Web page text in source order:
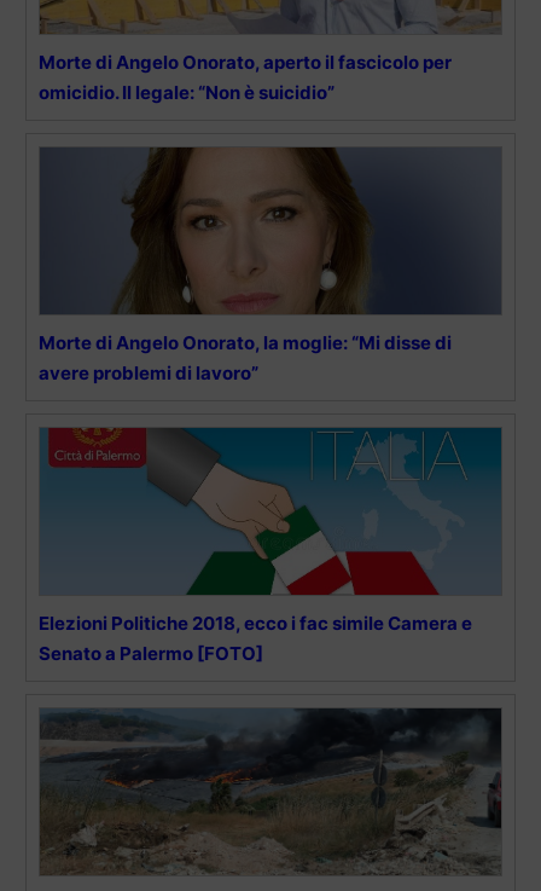
Morte di Angelo Onorato, aperto il fascicolo per
omicidio. Il legale: “Non è suicidio”
Morte di Angelo Onorato, la moglie: “Mi disse di
avere problemi di lavoro”
Elezioni Politiche 2018, ecco i fac simile Camera e
Senato a Palermo [FOTO]